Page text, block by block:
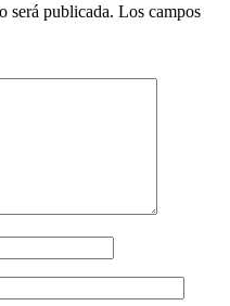
será publicada. Los campos